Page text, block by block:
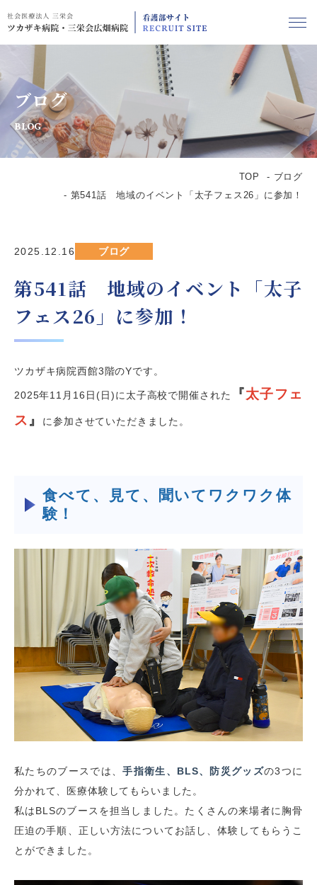
ブログ
BLOG
TOP
ブログ
第541話 地域のイベント「太子フェス26」に参加！
2025.12.16 ブログ
第541話 地域のイベント「太子
フェス26」に参加！
ツカザキ病院西館3階のYです。
2025年11 月 16 日 (日)に太子高校で開催された 『太子フェ
ス 』 に参加させていただきました。
食べて、見て、聞いてワクワク体
験！
私たちのブースでは、手指衛生、BLS、防災グッズの3つに
分かれて、医療体験してもらいました。
私はBLSのブースを担当しました。たくさんの来場者に胸骨
圧迫の手順、正しい方法についてお話し、体験してもらうこ
とができました。